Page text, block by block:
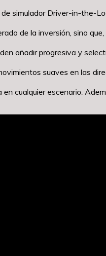
simulador Driver-in-the-
de la inversión, sino que,
añadir progresiva y
suaves en las
cualquier escenario.